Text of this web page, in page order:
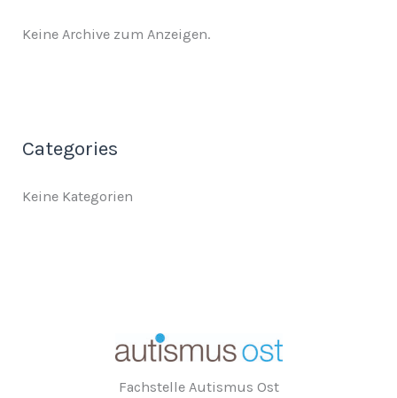
Keine Archive zum Anzeigen.
Categories
Keine Kategorien
Fachstelle Autismus Ost